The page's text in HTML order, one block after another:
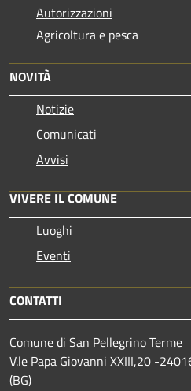
Autorizzazioni
Agricoltura e pesca
NOVITÀ
Notizie
Comunicati
Avvisi
VIVERE IL COMUNE
Luoghi
Eventi
CONTATTI
Comune di San Pellegrino Terme
V.le Papa Giovanni XXIII,20 -
(BG)